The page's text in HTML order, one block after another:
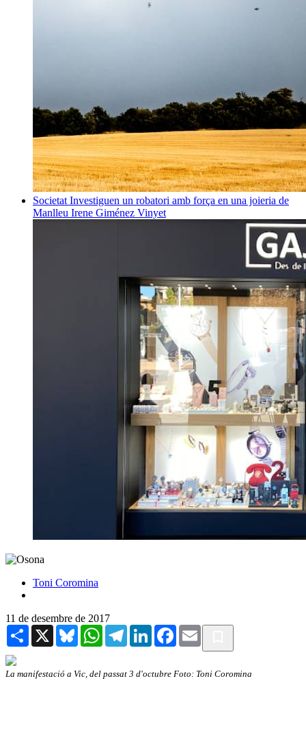
Societat Investiguen un robatori amb força en una joieria de
Manlleu Irene Giménez Vinyet
Toni Coromina
11 de desembre de 2017
Share X BlueskyWhatsAppTelegramLinkedInFacebook
Email
La manifestació a Vic, del passat 3 d'octubre Foto: Toni Coromina